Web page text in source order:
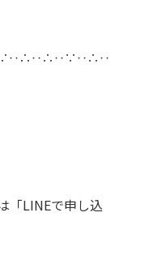
「LINEで申し込